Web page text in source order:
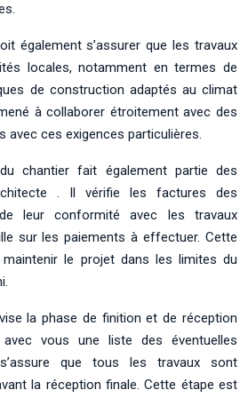
également s’assurer que les travaux
locales, notamment en termes de
de construction adaptés au climat
à collaborer étroitement avec des
avec ces exigences particulières.
chantier fait également partie des
. Il vérifie les factures des
de leur conformité avec les travaux
sur les paiements à effectuer. Cette
le projet dans les limites du
la phase de finition et de réception
vous une liste des éventuelles
que tous les travaux sont
la réception finale. Cette étape est